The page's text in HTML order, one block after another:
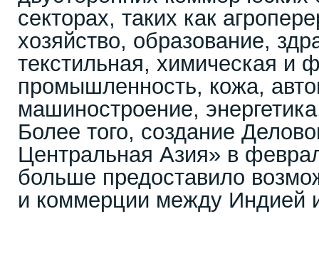
секторах, таких как
хозяйство, образование,
текстильная, химическая и
промышленность, кожа,
машиностроение,
Более того, создание
Центральная Азия» в
больше предоставило
и коммерции между Индией